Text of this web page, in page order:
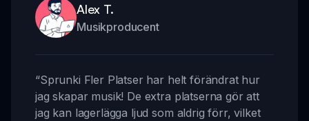
Alex T.
Musikproducent
“Sprunki Fler Platser har helt förändrat hur
jag skapar musik! De extra platserna gör att
jag kan lagerlägga ljud som aldrig förr, vilket